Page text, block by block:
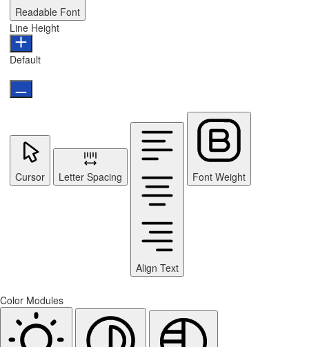
Readable Font
Line Height
Default
Cursor Letter Spacing
Align Text
Font Weight
Color Modules